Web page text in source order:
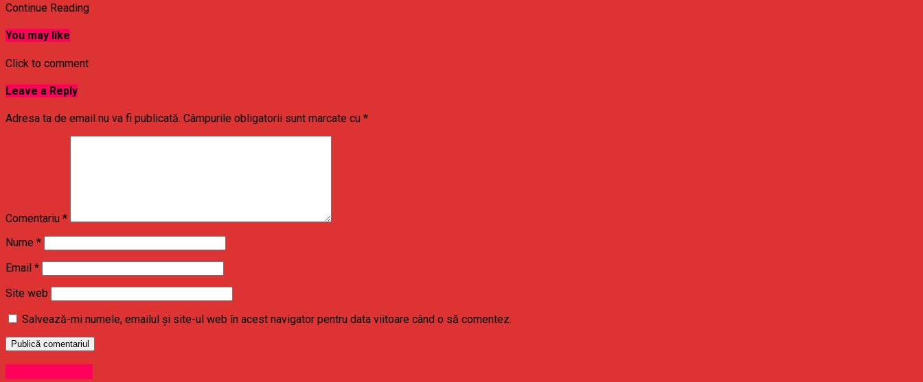
Continue Reading
You may like
Click to comment
Leave a Reply
Adresa ta de email nu va fi publicată. Câmpurile obligatorii sunt marcate cu *
Comentariu *
Nume *
Email *
Site web
Salvează-mi numele, emailul și site-ul web în acest navigator pentru data viitoare când o să comentez.